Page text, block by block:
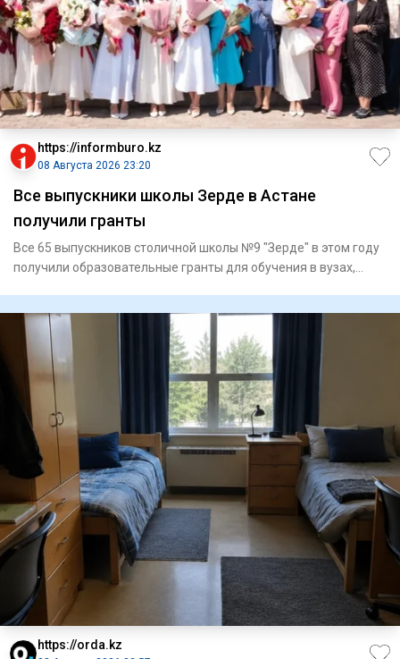
https://informburo.kz
08 Августа 2026 23:20
Все выпускники школы Зерде в Астане
получили гранты
Все 65 выпускников столичной школы №9 "Зерде" в этом году
получили образовательные гранты для обучения в вузах,
https://orda.kz